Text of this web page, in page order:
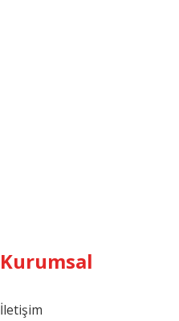
Kurumsal
İletişim